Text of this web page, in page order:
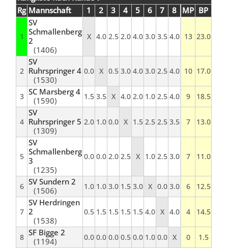
Rg Mannschaft 1 2 3 4 5 6 7 8 MP BP
1
SV
Schmallenberg
2
(1406)
X 4.0 2.5 2.0 4.0 3.0 3.5 4.0 13 23.0
2
SV
Ruhrspringer 4
(1530)
0.0 X 0.5 3.0 4.0 3.0 2.5 4.0 10 17.0
3 SC Marsberg 4
(1590)
1.5 3.5 X 4.0 2.0 1.0 2.5 4.0 9 18.5
4
SV
Ruhrspringer 5
(1309)
2.0 1.0 0.0 X 1.5 2.5 2.5 3.5 7 13.0
5
SV
Schmallenberg
3
(1235)
0.0 0.0 2.0 2.5 X 1.0 2.5 3.0 7 11.0
6 SV Sundern 2
(1506)
1.0 1.0 3.0 1.5 3.0 X 0.0 3.0 6 12.5
7
SV Herdringen
2
(1538)
0.5 1.5 1.5 1.5 1.5 4.0 X 4.0 4 14.5
8 SF Bigge 2
(1194)
0.0 0.0 0.0 0.5 0.0 1.0 0.0 X 0 1.5